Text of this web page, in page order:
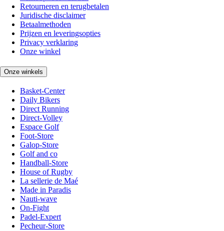
Retourneren en terugbetalen
Juridische disclaimer
Betaalmethoden
Prijzen en leveringsopties
Privacy verklaring
Onze winkel
Onze winkels
Basket-Center
Daily Bikers
Direct Running
Direct-Volley
Espace Golf
Foot-Store
Galop-Store
Golf and co
Handball-Store
House of Rugby
La sellerie de Maé
Made in Paradis
Nauti-wave
On-Fight
Padel-Expert
Pecheur-Store